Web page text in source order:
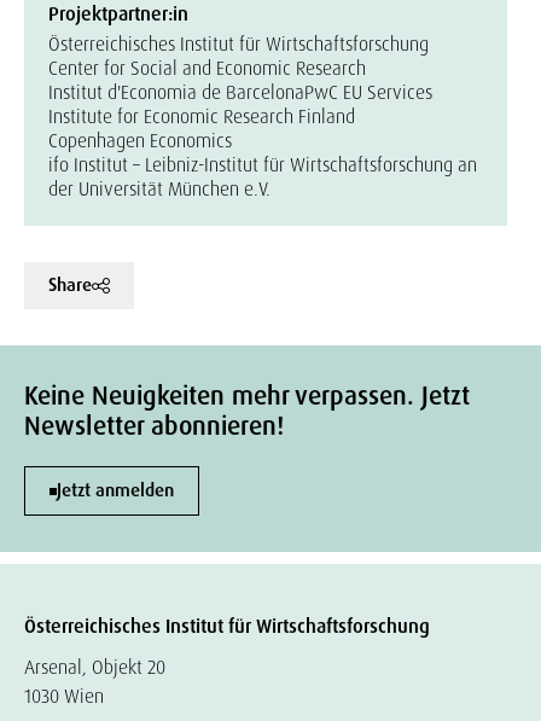
Projektpartner:in
Österreichisches Institut für Wirtschaftsforschung
Center for Social and Economic Research
Institut d'Economia de BarcelonaPwC EU Services
Institute for Economic Research Finland
Copenhagen Economics
ifo Institut – Leibniz-Institut für Wirtschaftsforschung an
der Universität München e.V.
Share
Keine Neuigkeiten mehr verpassen. Jetzt
Newsletter abonnieren!
Jetzt anmelden
Österreichisches Institut für Wirtschaftsforschung
Arsenal, Objekt 20
1030 Wien